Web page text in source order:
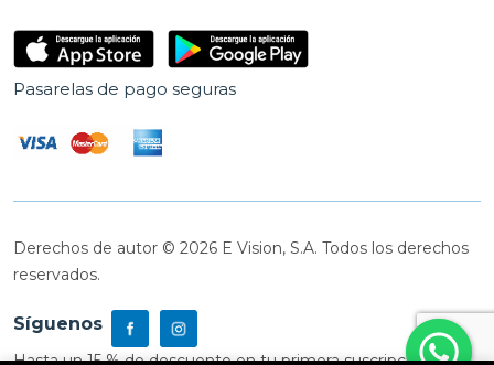
Pasarelas de pago seguras
Derechos de autor © 2026 E Vision, S.A. Todos los derechos
reservados.
Síguenos
Hasta un 15 % de descuento en tu primera suscripción